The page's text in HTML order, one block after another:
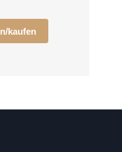
kaufen